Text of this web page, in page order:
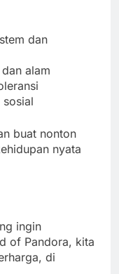
dan
alam
sosial
buat nonton
nyata
ingin
of Pandora, kita
di